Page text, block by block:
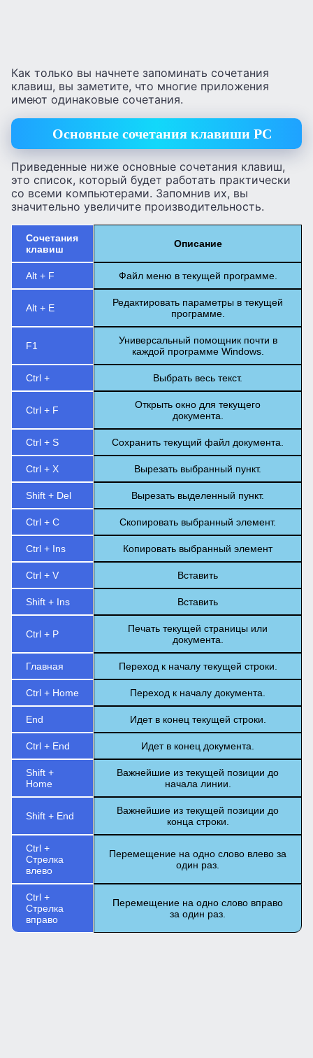
Как только вы начнете запоминать сочетания
клавиш, вы заметите, что многие приложения
имеют одинаковые сочетания.
Основные сочетания клавиши PC
Приведенные ниже основные сочетания клавиш,
это список, который будет работать практически
со всеми компьютерами. Запомнив их, вы
значительно увеличите производительность.
Сочетания
клавиш
Описание
Alt + F Файл меню в текущей программе.
Alt + E
Редактировать параметры в текущей
программе.
F1
Универсальный помощник почти в
каждой программе Windows.
Ctrl + Выбрать весь текст.
Ctrl + F
Открыть окно для текущего
документа.
Ctrl + S Сохранить текущий файл документа.
Ctrl + X Вырезать выбранный пункт.
Shift + Del Вырезать выделенный пункт.
Ctrl + C Скопировать выбранный элемент.
Ctrl + Ins Копировать выбранный элемент
Ctrl + V Вставить
Shift + Ins Вставить
Ctrl + P
Печать текущей страницы или
документа.
Главная Переход к началу текущей строки.
Ctrl + Home Переход к началу документа.
End Идет в конец текущей строки.
Ctrl + End Идет в конец документа.
Shift +
Home
Важнейшие из текущей позиции до
начала линии.
Shift + End
Важнейшие из текущей позиции до
конца строки.
Ctrl +
Стрелка
влево
Перемещение на одно слово влево за
один раз.
Ctrl +
Стрелка
вправо
Перемещение на одно слово вправо
за один раз.